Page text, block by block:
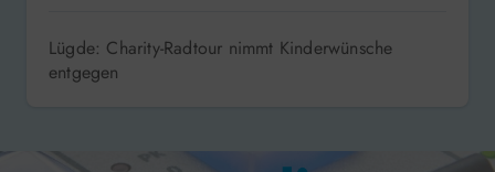
Lügde: Charity-Radtour nimmt Kinderwünsche
entgegen